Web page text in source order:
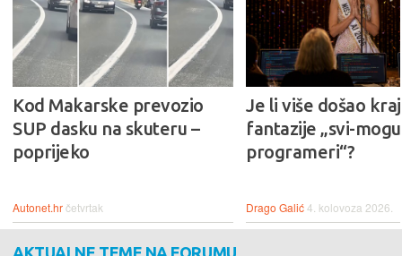
Kod Makarske prevozio
SUP dasku na skuteru –
poprijeko
Autonet.hrčetvrtak
Je li više došao kraj
fantazije „svi-
programeri“?
Drago Galić4. kolovoza 2026.
AKTUALNE TEME NA FORUMU